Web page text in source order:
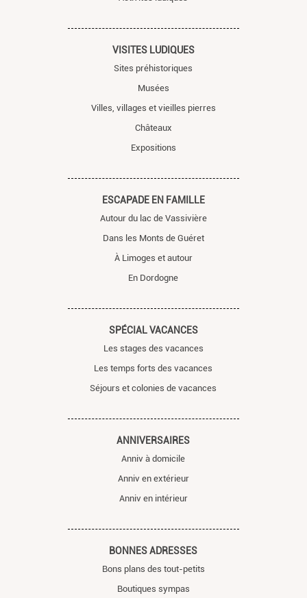
VISITES LUDIQUES
Sites préhistoriques
Musées
Villes, villages et vieilles pierres
Châteaux
Expositions
ESCAPADE EN FAMILLE
Autour du lac de Vassivière
Dans les Monts de Guéret
À Limoges et autour
En Dordogne
SPÉCIAL VACANCES
Les stages des vacances
Les temps forts des vacances
Séjours et colonies de vacances
ANNIVERSAIRES
Anniv à domicile
Anniv en extérieur
Anniv en intérieur
BONNES ADRESSES
Bons plans des tout-petits
Boutiques sympas